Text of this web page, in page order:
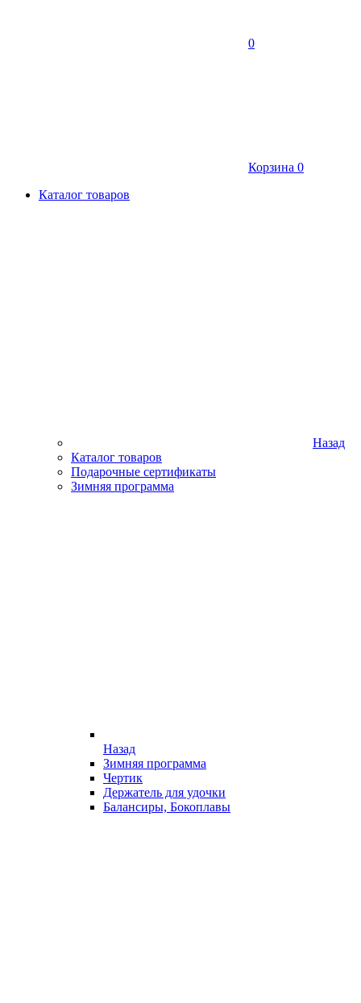
0
Корзина 0
Каталог товаров
Назад
Каталог товаров
Подарочные сертификаты
Зимняя программа
Назад
Зимняя программа
Чертик
Держатель для удочки
Балансиры, Бокоплавы